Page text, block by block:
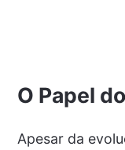
O Papel
Apesar da